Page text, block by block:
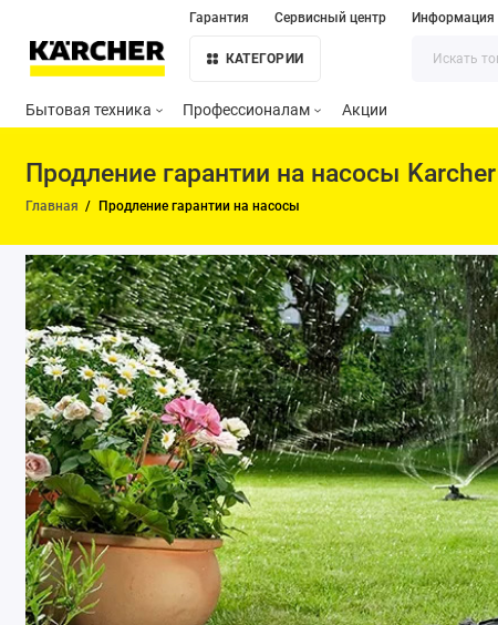
Гарантия Сервисный центр Информация
КАТЕГОРИИ
Бытовая техника Профессионалам Акции
Продление гарантии на насосы Karcher
Главная Продление гарантии на насосы